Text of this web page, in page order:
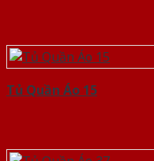
Tủ Quần Áo 15